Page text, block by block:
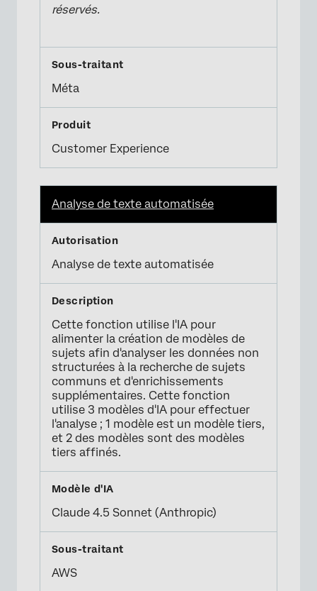
réservés.
Méta
Customer Experience
Analyse de texte automatisée
Analyse de texte automatisée
Cette fonction utilise l'IA pour
alimenter la création de modèles de
sujets afin d'analyser les données non
structurées à la recherche de sujets
communs et d'enrichissements
supplémentaires. Cette fonction
utilise 3 modèles d'IA pour effectuer
l'analyse ; 1 modèle est un modèle tiers,
et 2 des modèles sont des modèles
tiers affinés.
Claude 4.5 Sonnet (Anthropic)
AWS